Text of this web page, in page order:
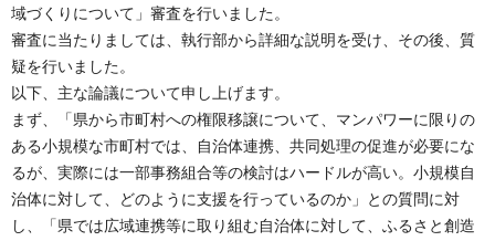
域づくりについて」審査を行いました。
審査に当たりましては、執行部から詳細な説明を受け、その後、質
疑を行いました。
以下、主な論議について申し上げます。
まず、「県から市町村への権限移譲について、マンパワーに限りの
ある小規模な市町村では、自治体連携、共同処理の促進が必要にな
るが、実際には一部事務組合等の検討はハードルが高い。小規模自
治体に対して、どのように支援を行っているのか」との質問に対
し、「県では広域連携等に取り組む自治体に対して、ふるさと創造